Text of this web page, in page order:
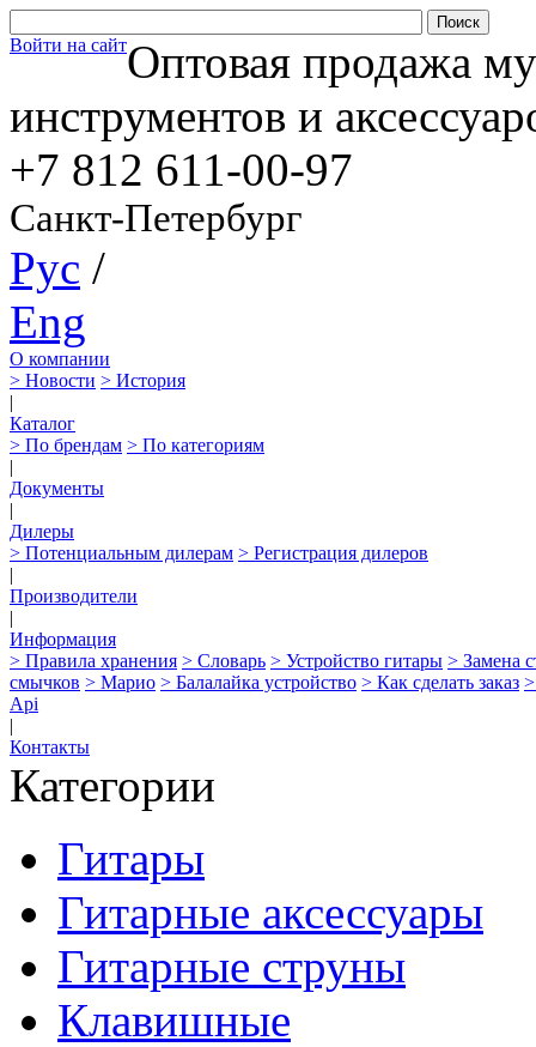
Войти на сайтОптовая продажа
инструментов и
+7 812 611-00-97
Санкт-Петербург
Рус /
Eng
О компании
> Новости > История
|
Каталог
> По брендам > По категориям
|
Документы
|
Дилеры
> Потенциальным дилерам > Регистрация дилеров
|
Производители
|
Информация
> Правила хранения > Словарь > Устройство гитары > Замена
смычков > Марио > Балалайка устройство > Как сделать заказ
Api
|
Контакты
Категории
Гитары
Гитарные аксессуары
Гитарные струны
Клавишные